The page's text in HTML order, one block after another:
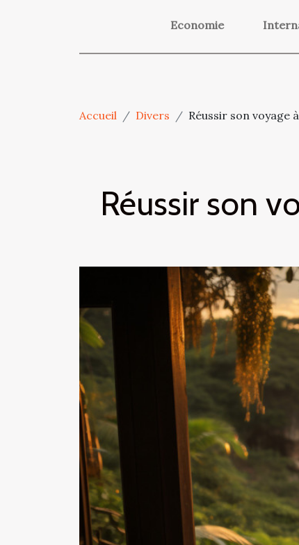
Economie
Accueil Divers Réussir son voyage
Réussir son